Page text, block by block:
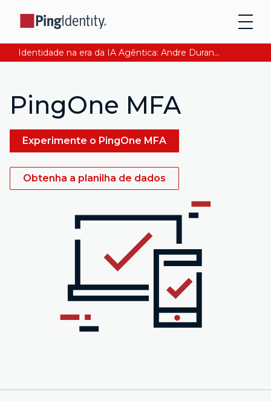
Identidade na era da IA Agêntica: Andre Durand explica como garantir a confiança digital. Leia agora
PingOne MFA
Experimente o PingOne MFA
Obtenha a planilha de dados